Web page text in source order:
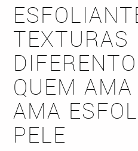
TEXTURAS
QUEM
AMA
PELE